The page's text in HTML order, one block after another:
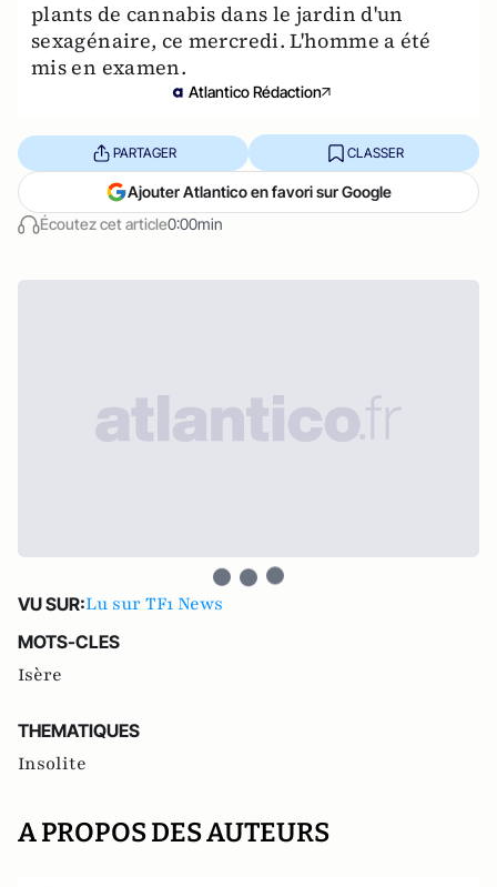
plants de cannabis dans le jardin d'un
sexagénaire, ce mercredi. L'homme a été
mis en examen.
Atlantico Rédaction
Écoutez cet article0:00min
PARTAGER CLASSER
Ajouter Atlantico en favori sur Google
VU SUR:Lu sur TF1 News
MOTS-CLES
Isère
THEMATIQUES
Insolite
A PROPOS DES AUTEURS